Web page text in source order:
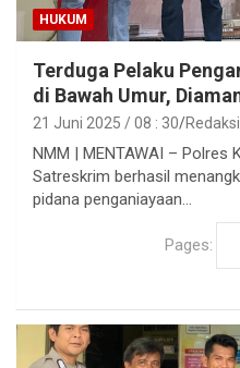
HUKUM
Terduga Pelaku
di Bawah Umur,
21 Juni 2025 / 08 : 30 Redaksi
NMM | MENTAWAI – Polres
Satreskrim berhasil
pidana penganiayaan…
Pages: